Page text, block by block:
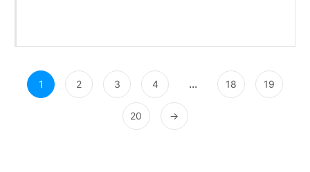
1 2 3 4 ... 18 19
20 →